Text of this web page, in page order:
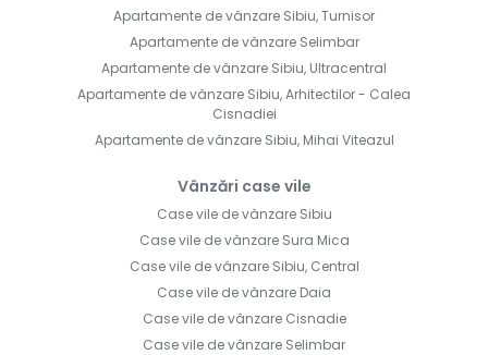
Apartamente de vânzare Sibiu, Turnisor
Apartamente de vânzare Selimbar
Apartamente de vânzare Sibiu, Ultracentral
Apartamente de vânzare Sibiu, Arhitectilor - Calea
Cisnadiei
Apartamente de vânzare Sibiu, Mihai Viteazul
Vânzări case vile
Case vile de vânzare Sibiu
Case vile de vânzare Sura Mica
Case vile de vânzare Sibiu, Central
Case vile de vânzare Daia
Case vile de vânzare Cisnadie
Case vile de vânzare Selimbar